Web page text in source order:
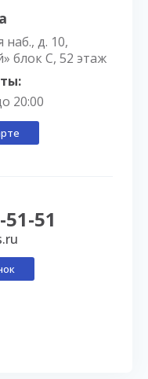
наб., д. 10,
блок С, 52 этаж
20:00
51